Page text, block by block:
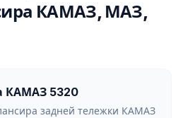
КАМАЗ, МАЗ,
КАМАЗ 5320
задней тележки КАМАЗ